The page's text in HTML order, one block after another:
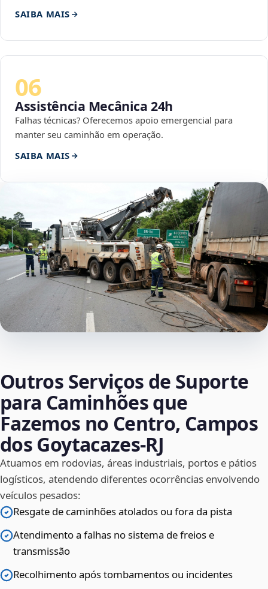
SAIBA MAIS
06
Assistência Mecânica 24h
Falhas técnicas? Oferecemos apoio emergencial para
manter seu caminhão em operação.
SAIBA MAIS
Outros Serviços de Suporte
para Caminhões que
Fazemos no Centro, Campos
dos Goytacazes‑RJ
Atuamos em rodovias, áreas industriais, portos e pátios
logísticos, atendendo diferentes ocorrências envolvendo
veículos pesados:
Resgate de caminhões atolados ou fora da pista
Atendimento a falhas no sistema de freios e
transmissão
Recolhimento após tombamentos ou incidentes